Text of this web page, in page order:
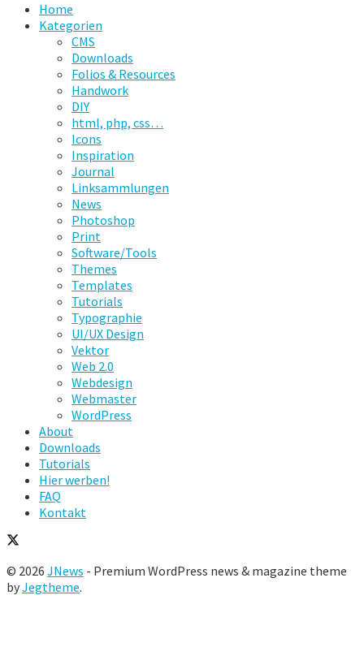
Home
Kategorien
CMS
Downloads
Folios & Resources
Handwork
DIY
html, php, css…
Icons
Inspiration
Journal
Linksammlungen
News
Photoshop
Print
Software/Tools
Themes
Templates
Tutorials
Typographie
UI/UX Design
Vektor
Web 2.0
Webdesign
Webmaster
WordPress
About
Downloads
Tutorials
Hier werben!
FAQ
Kontakt
© 2026 JNews - Premium WordPress news & magazine theme
byJegtheme.